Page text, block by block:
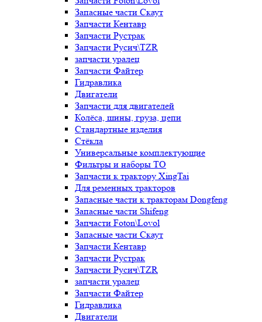
Запасные части Скаут
Запчасти Кентавр
Запчасти Рустрак
Запчасти Русич\TZR
запчасти уралец
Запчасти Файтер
Гидравлика
Двигатели
Запчасти для двигателей
Колёса, шины, груза, цепи
Стандартные изделия
Стёкла
Универсальные комплектующие
Фильтры и наборы ТО
Запчасти к трактору XingTai
Для ременных тракторов
Запасные части к тракторам Dongfeng
Запасные части Shifeng
Запчасти Foton\Lovol
Запасные части Скаут
Запчасти Кентавр
Запчасти Рустрак
Запчасти Русич\TZR
запчасти уралец
Запчасти Файтер
Гидравлика
Двигатели